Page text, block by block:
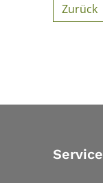
Zurück
Service